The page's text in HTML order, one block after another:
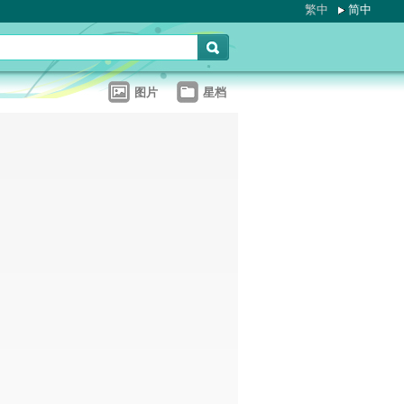
繁中 简中
图片 星档